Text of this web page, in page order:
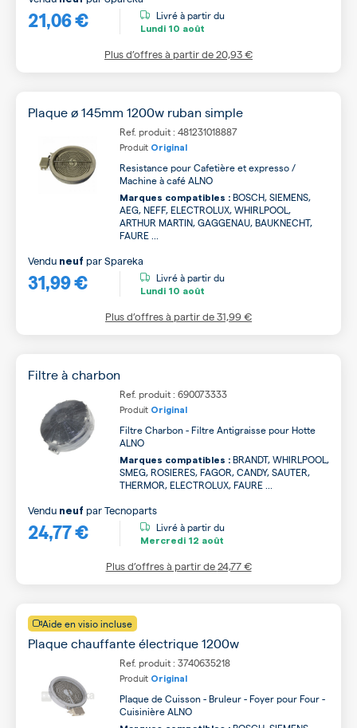
21,06 € Livré à partir du
Lundi 10 août
Plus d’offres à partir de20,93 €
Plaque ø 145mm 1200w ruban simple
Ref. produit : 481231018887
Produit Original
Resistance pour Cafetière et expresso /
Machine à café ALNO
Marques compatibles : BOSCH, SIEMENS,
AEG, NEFF, ELECTROLUX, WHIRLPOOL,
ARTHUR MARTIN, GAGGENAU, BAUKNECHT,
FAURE ...
31,99 €
Vendu neuf parSpareka
Livré à partir du
Lundi 10 août
Plus d’offres à partir de31,99 €
Filtre à charbon
Ref. produit : 690073333
Produit Original
Filtre Charbon - Filtre Antigraisse pour Hotte
ALNO
Marques compatibles : BRANDT, WHIRLPOOL,
SMEG, ROSIERES, FAGOR, CANDY, SAUTER,
THERMOR, ELECTROLUX, FAURE ...
24,77 €
Vendu neuf parTecnoparts
Livré à partir du
Mercredi 12 août
Plus d’offres à partir de24,77 €
Aide en visio incluse
Plaque chauffante électrique 1200w
Ref. produit : 3740635218
Produit Original
Plaque de Cuisson - Bruleur - Foyer pour Four -
Cuisinière ALNO